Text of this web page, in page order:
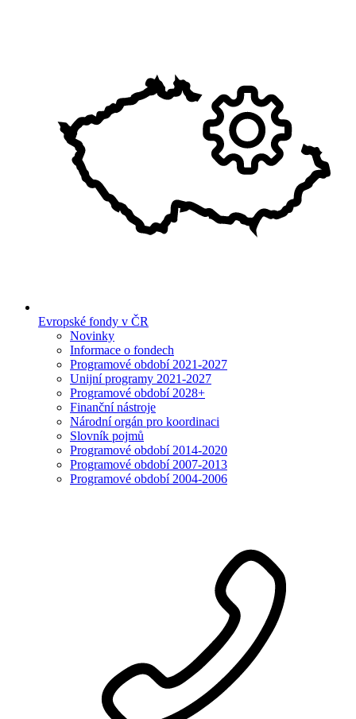
Evropské fondy v ČR
Novinky
Informace o fondech
Programové období 2021-2027
Unijní programy 2021-2027
Programové období 2028+
Finanční nástroje
Národní orgán pro koordinaci
Slovník pojmů
Programové období 2014-2020
Programové období 2007-2013
Programové období 2004-2006